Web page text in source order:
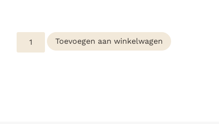
Toevoegen aan winkelwagen